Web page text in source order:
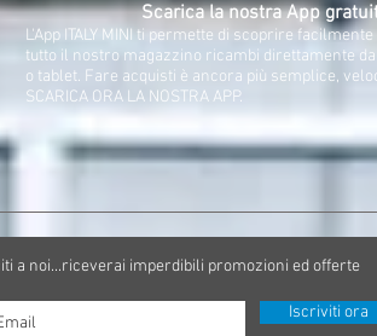
Scarica la nostra App
L'App ITALY MINI ti permette di scoprire
tutto il nostro magazzino ricambi direttamente
o tablet. Fare acquisti è ancora più semplice,
SCARICA ORA LA NOSTRA APP.
a noi...riceverai imperdibili promozioni ed offerte
Iscriviti ora